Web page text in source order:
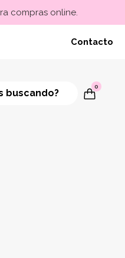
compras online.
Contacto
0